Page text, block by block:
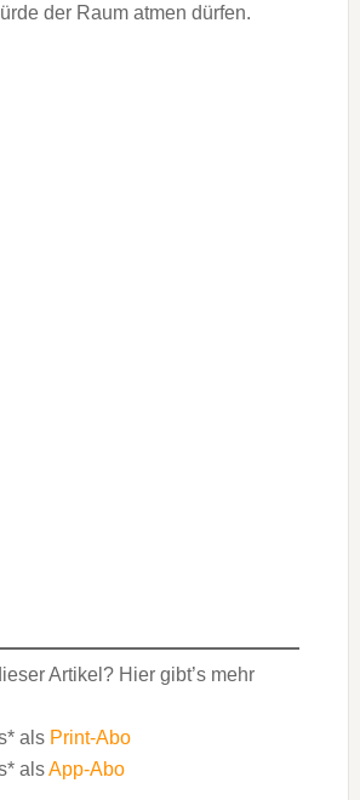
der Raum atmen dürfen.
Artikel? Hier gibt’s mehr
als Print-Abo
alsApp-Abo